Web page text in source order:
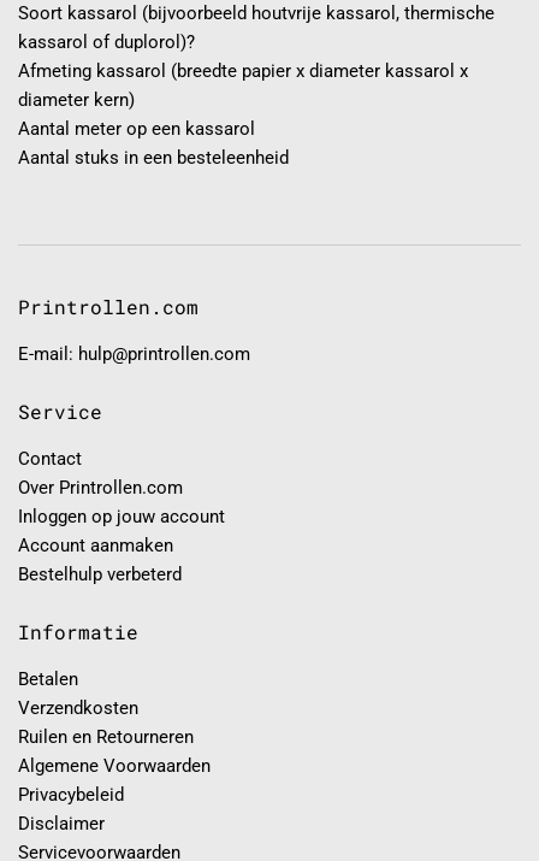
Soort kassarol (bijvoorbeeld houtvrije kassarol, thermische
kassarol of duplorol)?
Afmeting kassarol (breedte papier x diameter kassarol x
diameter kern)
Aantal meter op een kassarol
Aantal stuks in een besteleenheid
Printrollen.com
E-mail: hulp@printrollen.com
Service
Contact
Over Printrollen.com
Inloggen op jouw account
Account aanmaken
Bestelhulp verbeterd
Informatie
Betalen
Verzendkosten
Ruilen en Retourneren
Algemene Voorwaarden
Privacybeleid
Disclaimer
Servicevoorwaarden